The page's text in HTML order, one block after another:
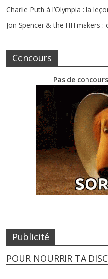
Charlie Puth à l’Olympia : la
Jon Spencer & the HITmakers
Concours
Pas de
Publicité
POUR NOURRIR TA